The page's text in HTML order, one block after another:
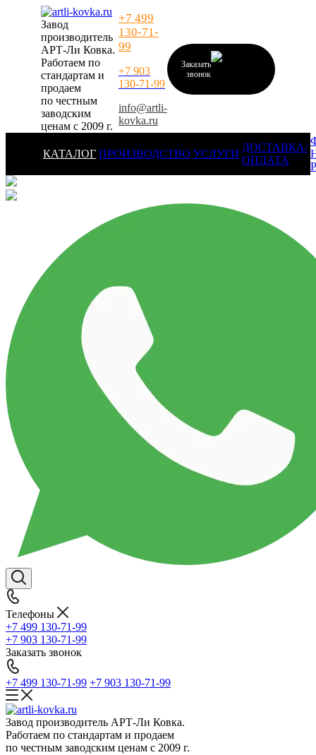
Завод
производитель
АРТ-Ли Ковка.
Работаем по
стандартам и
продаем
по честным
заводским
ценам с 2009 г.
+7 499
130-71-
99
+7 903
130-71-99
info@artli-
kovka.ru
Заказать
звонок
КАТАЛОГ ПРОИЗВОДСТВО УСЛУГИ
ДОСТАВКА/
ОПЛАТА
Телефоны
+7 499 130-71-99
+7 903 130-71-99
Заказать звонок
+7 499 130-71-99 +7 903 130-71-99
Завод производитель АРТ-Ли Ковка.
Работаем по стандартам и продаем
по честным заводским ценам с 2009 г.